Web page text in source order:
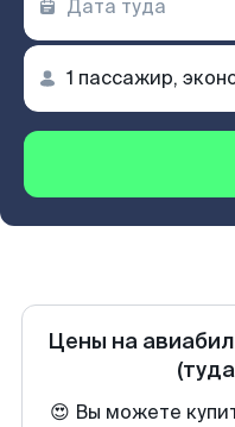
Цены на
😍 Вы можете